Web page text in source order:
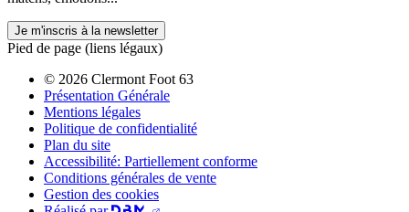
Je m'inscris à la newsletter
Pied de page (liens légaux)
© 2026 Clermont Foot 63
Présentation Générale
Mentions légales
Politique de confidentialité
Plan du site
Accessibilité: Partiellement conforme
Conditions générales de vente
Gestion des cookies